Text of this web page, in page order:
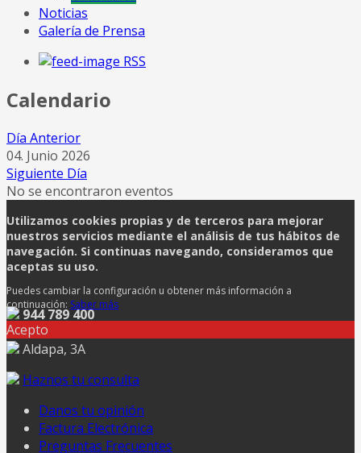
Noticias
Galería de Prensa
RSS
Calendario
Día Anterior
04. Junio 2026
Siguiente Día
No se encontraron eventos
Utilizamos cookies propias y de terceros para mejorar
nuestros servicios mediante el análisis de tus hábitos de
navegación. Si continuas navegando, consideramos que
aceptas su uso.
Puedes cambiar la configuración u obtener más información a
continuación: Saber más
Acepto
944 789 400
Aldapa, 3A
Haznos tu consulta
Danos tu opinión
Factura Electrónica
Preguntas Frecuentes